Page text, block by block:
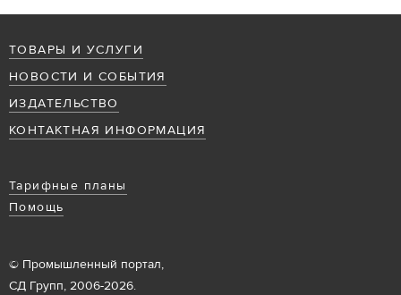
ТОВАРЫ И УСЛУГИ
НОВОСТИ И СОБЫТИЯ
ИЗДАТЕЛЬСТВО
КОНТАКТНАЯ ИНФОРМАЦИЯ
Тарифные планы
Помощь
© Промышленный портал,
СД Групп, 2006-2026.